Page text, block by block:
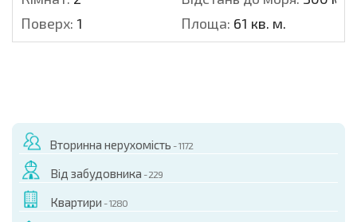
Поверх: 1 Площа: 61 кв. м.
Вторинна нерухомість - 1172
Від забудовника - 229
Квартири - 1280